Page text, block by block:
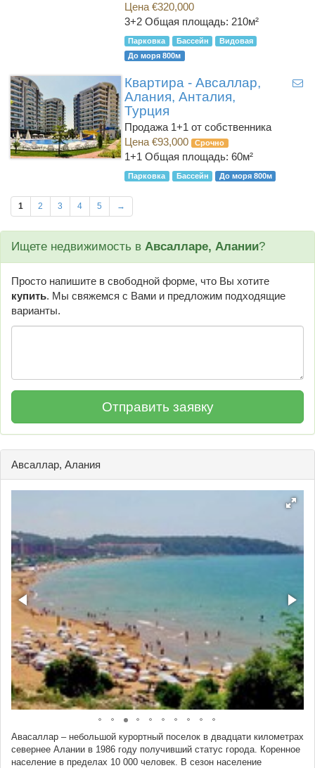
Цена €320,000
3+2 Общая площадь: 210м²
Парковка Бассейн
Видовая
До моря 800м
Квартира - Авсаллар,
Алания, Анталия,
Турция
Продажа 1+1 от собственника
Цена €93,000
Срочно
1+1 Общая площадь: 60м²
Парковка Бассейн До моря 800м
1 2 3 4 5 →
Ищете недвижимость в Авсалларе, Алании?
Просто напишите в свободной форме, что Вы хотите
купить. Мы свяжемся с Вами и предложим подходящие
варианты.
Авсаллар, Алания
Авасаллар – небольшой курортный поселок в двадцати километрах
севернее Алании в 1986 году получивший статус города. Коренное
население в пределах 10 000 человек. В сезон население